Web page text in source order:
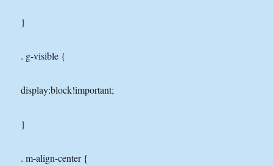
}
. g-visible {
display:block!important;
}
. m-align-center {